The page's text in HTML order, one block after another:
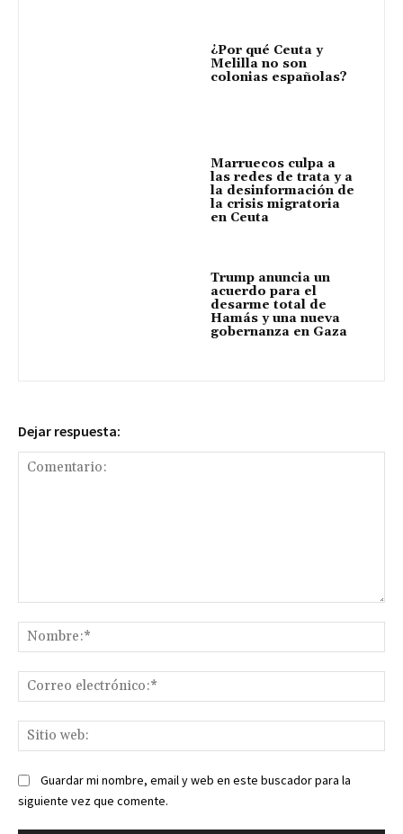
¿Por qué Ceuta y
Melilla no son
colonias españolas?
Marruecos culpa a
las redes de trata y a
la desinformación de
la crisis migratoria
en Ceuta
Trump anuncia un
acuerdo para el
desarme total de
Hamás y una nueva
gobernanza en Gaza
Dejar respuesta:
Guardar mi nombre, email y web en este buscador para la
siguiente vez que comente.